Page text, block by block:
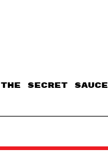
THE SECRET SAUCE​